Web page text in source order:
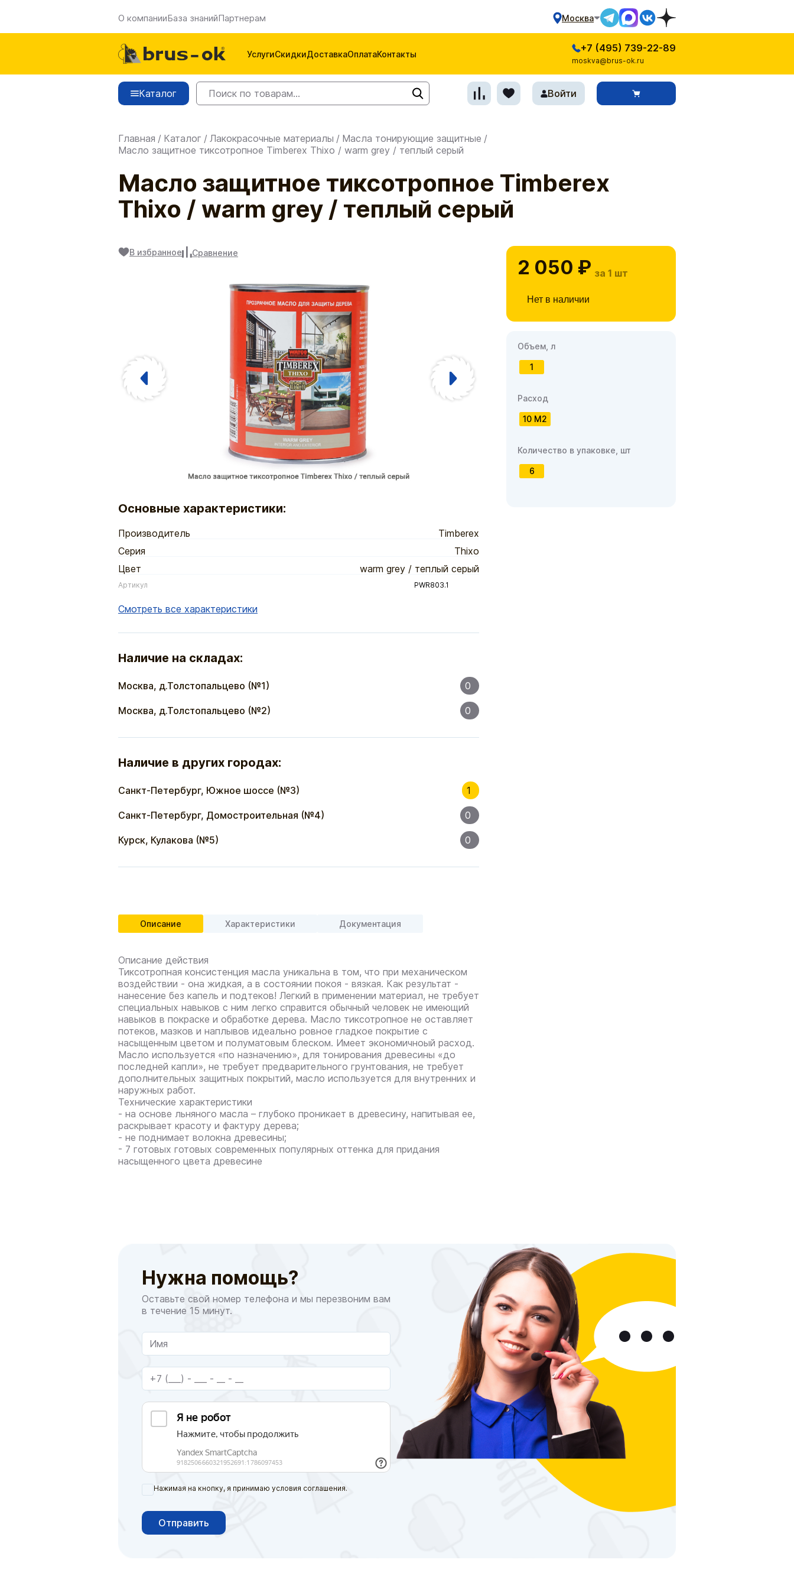
О компанииБаза знанийПартнерам Москва
УслугиСкидкиДоставкаОплатаКонтакты
+7 (495) 739-22-89
moskva@brus-ok.ru
Каталог Войти
Главная / Каталог / Лакокрасочные материалы / Масла тонирующие защитные /
Масло защитное тиксотропное Timberex Thixo / warm grey / теплый серый
Масло защитное тиксотропное Timberex
Thixo / warm grey / теплый серый
В избранное Сравнение
Основные характеристики:
Производитель
Timberex
Серия
Thixo
Цвет
warm grey / теплый серый
Артикул PWR803.1
Смотреть все характеристики
Наличие на складах:
Москва, д.Толстопальцево (№1) 0
Москва, д.Толстопальцево (№2) 0
Наличие в других городах:
Санкт-Петербург, Южное шоссе (№3) 1
Санкт-Петербург, Домостроительная (№4) 0
Курск, Кулакова (№5) 0
Описание Характеристики Документация
Описание действия
Тиксотропная консистенция масла уникальна в том, что при механическом
воздействии - она жидкая, а в состоянии покоя - вязкая. Как результат -
нанесение без капель и подтеков! Легкий в применении материал, не требует
специальных навыков с ним легко справится обычный человек не имеющий
навыков в покраске и обработке дерева. Масло тиксотропное не оставляет
потеков, мазков и наплывов идеально ровное гладкое покрытие с
насыщенным цветом и полуматовым блеском. Имеет экономичноый расход.
Масло используется «по назначению», для тонирования древесины «до
последней капли», не требует предварительного грунтования, не требует
дополнительных защитных покрытий, масло используется для внутренних и
наружных работ.
Технические характеристики
- на основе льняного масла – глубоко проникает в древесину, напитывая ее,
раскрывает красоту и фактуру дерева;
- не поднимает волокна древесины;
- 7 готовых готовых современных популярных оттенка для придания
насыщенного цвета древесине
2 050 ₽ за 1 шт
Нет в наличии
Объем, л
1
Расход
10 М2
Количество в упаковке, шт
6
Нужна помощь?
Оставьте свой номер телефона и мы перезвоним вам
в течение 15 минут.
Нажимая на кнопку, я принимаю условия соглашения.
Отправить